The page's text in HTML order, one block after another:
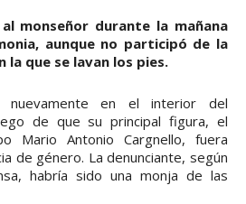
monseñor durante la mañana
aunque no participó de la
que se lavan los pies.
nuevamente en el interior del
de que su principal figura, el
Mario Antonio Cargnello, fuera
de género. La denunciante, según
habría sido una monja de las